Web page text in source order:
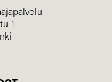
1